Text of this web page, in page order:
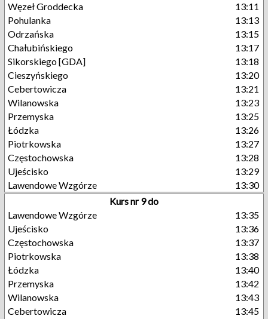
Węzeł Groddecka
13:11
Pohulanka
13:13
Odrzańska
13:15
Chałubińskiego
13:17
Sikorskiego [GDA]
13:18
Cieszyńskiego
13:20
Cebertowicza
13:21
Wilanowska
13:23
Przemyska
13:25
Łódzka
13:26
Piotrkowska
13:27
Częstochowska
13:28
Ujeścisko
13:29
Lawendowe Wzgórze
13:30
Kurs nr 9 do
Lawendowe Wzgórze
13:35
Ujeścisko
13:36
Częstochowska
13:37
Piotrkowska
13:38
Łódzka
13:40
Przemyska
13:42
Wilanowska
13:43
Cebertowicza
13:45